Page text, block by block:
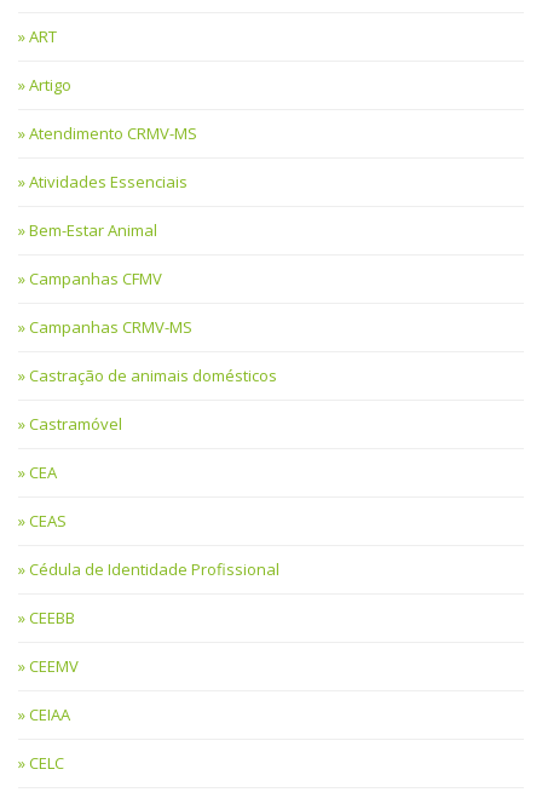
ART
Artigo
Atendimento CRMV-MS
Atividades Essenciais
Bem-Estar Animal
Campanhas CFMV
Campanhas CRMV-MS
Castração de animais domésticos
Castramóvel
CEA
CEAS
Cédula de Identidade Profissional
CEEBB
CEEMV
CEIAA
CELC